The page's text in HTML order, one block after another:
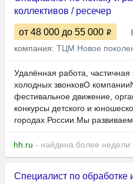
коллективов / ресечер
от 48 000 до 55 000
компания: ТЦМ Новое
Удалённая работа, частичная
холодных звонковО
фестивальное движение,
конкурсы детского и
городах России.Мы
hh.ru - найдена более недели
Специалист по обработке